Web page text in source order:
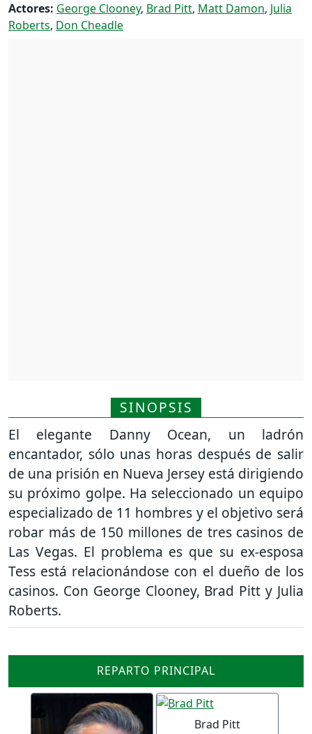
Actores: George Clooney, Brad Pitt, Matt Damon, Julia
Roberts, Don Cheadle
SINOPSIS
El elegante Danny Ocean, un ladrón
encantador, sólo unas horas después de salir
de una prisión en Nueva Jersey está dirigiendo
su próximo golpe. Ha seleccionado un equipo
especializado de 11 hombres y el objetivo será
robar más de 150 millones de tres casinos de
Las Vegas. El problema es que su ex-esposa
Tess está relacionándose con el dueño de los
casinos. Con George Clooney, Brad Pitt y Julia
Roberts.
REPARTO PRINCIPAL
Brad Pitt